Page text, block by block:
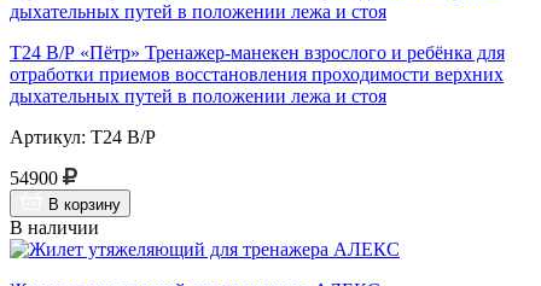
Т24 В/Р «Пётр» Тренажер-манекен взрослого и ребёнка для
отработки приемов восстановления проходимости верхних
дыхательных путей в положении лежа и стоя
Артикул: Т24 В/Р
54900
В корзину
В наличии